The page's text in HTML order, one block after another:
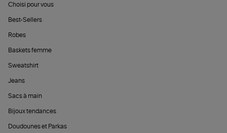
Choisi pour vous
Best-Sellers
Robes
Baskets femme
Sweatshirt
Jeans
Sacs à main
Bijoux tendances
Doudounes et Parkas